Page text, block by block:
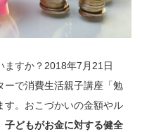
ますか？2018年7月21日
ーで消費生活親子講座「勉
す。おこづかいの金額やル
子どもがお金に対する健全